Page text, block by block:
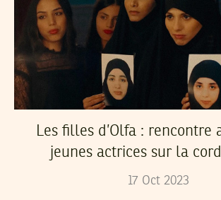
Les filles d’Olfa : rencontre
jeunes actrices sur la
17 Oct 2023